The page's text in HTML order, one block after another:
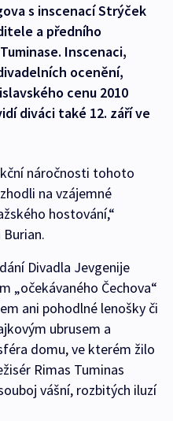
s inscenací Strýček
a předního
Inscenaci,
ocenění,
cenu 2010
diváci také 12. září ve
náročnosti tohoto
na vzájemné
hostování,“
Divadla Jevgenije
„očekávaného Čechova“
ani pohodlné lenošky či
ubrusem a
domu, ve kterém žilo
Rimas Tuminas
vášní, rozbitých iluzí